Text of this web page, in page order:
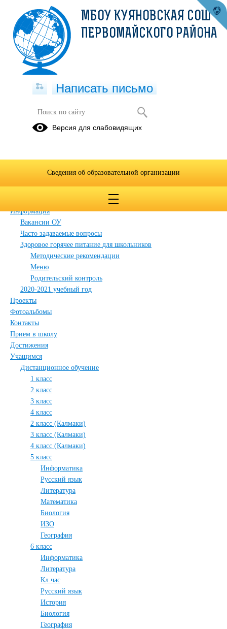
Карта сайта
Обращения граждан
Дополнительные сведения
Информация
Вакансии ОУ
Часто задаваемые вопросы
Здоровое горячее питание для школьников
Методические рекомендации
Меню
Родительский контроль
2020-2021 учебный год
Проекты
Фотоальбомы
Контакты
Прием в школу
Достижения
Учащимся
Дистанционное обучение
1 класс
2 класс
3 класс
4 класс
2 класс (Калмаки)
3 класс (Калмаки)
4 класс (Калмаки)
5 класс
Информатика
Русский язык
Литература
Математика
Биология
ИЗО
География
6 класс
Информатика
Литература
Кл.час
Русский язык
История
Биология
География
МБОУ КУЯНОВСКАЯ СОШ
ПЕРВОМАЙСКОГО РАЙОНА
Написать письмо
Версия для слабовидящих
Сведения об образовательной организации